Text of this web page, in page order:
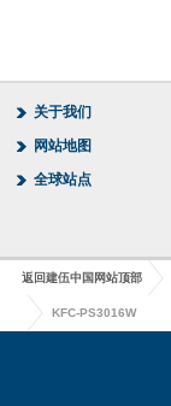
关于我们
网站地图
全球站点
返回建伍中国网站顶部
KFC-PS3016W